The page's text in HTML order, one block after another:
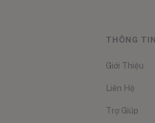
THÔNG TIN
Giới Thiệu
Liên Hệ
Trợ Giúp